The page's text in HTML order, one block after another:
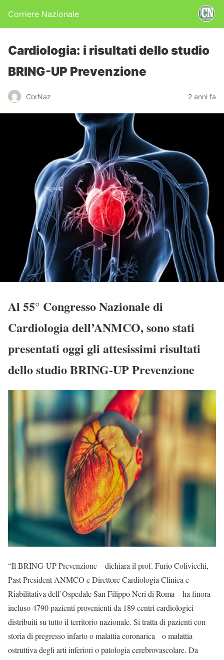
Corriere Nazionale
Cardiologia: i risultati dello studio
BRING-UP Prevenzione
CorNaz 2 anni fa
Al 55° Congresso Nazionale di
Cardiologia dell’ANMCO, sono stati
presentati oggi gli attesissimi risultati
dello studio BRING-UP Prevenzione
“Il BRING-UP Prevenzione – dichiara il prof. Furio Colivicchi,
Past President ANMCO e Direttore Cardiologia Clinica e
Riabilitativa dell’Ospedale San Filippo Neri di Roma – ha finora
incluso 4790 pazienti provenienti da 189 centri cardiologici
distribuiti su tutto il territorio nazionale. Si tratta di pazienti con
storia di pregresso infarto o malattia coronarica o malattia
ostruttiva degli arti inferiori o patologia cerebrovascolare. Da